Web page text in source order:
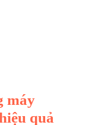
máy
quả